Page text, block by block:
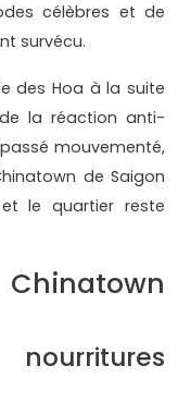
célèbres et de
survécu.
des Hoa à la suite
la réaction anti-
mouvementé,
de Saigon
le quartier reste